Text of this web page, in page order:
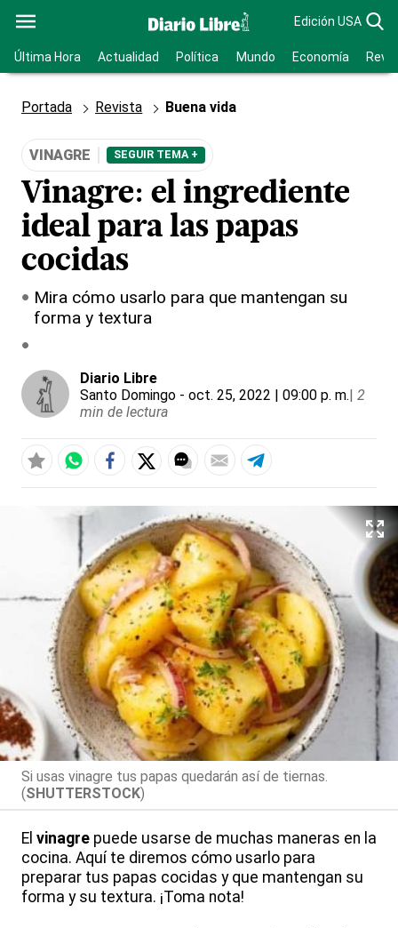
Edición USA
Última Hora Actualidad Política Mundo Economía
Portada Revista Buena vida
VINAGRE SEGUIR TEMA +
Vinagre: el ingrediente
ideal para las papas
cocidas
Mira cómo usarlo para que mantengan su
forma y textura
Diario Libre
Santo Domingo - oct. 25, 2022 | 09:00 p. m.| 2
min de lectura
Si usas vinagre tus papas quedarán así de tiernas.
(SHUTTERSTOCK)
El vinagre puede usarse de muchas maneras en la
cocina. Aquí te diremos cómo usarlo para
preparar tus papas cocidas y que mantengan su
forma y su textura. ¡Toma nota!